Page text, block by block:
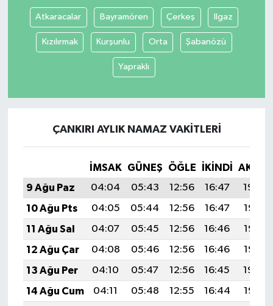
Atkaracalar Bayramören Çerkeş Ilgaz
Kızılırmak Kurşunlu Orta Şabanözü
Yapraklı
ÇANKIRI AYLIK NAMAZ VAKITLERI
İMSAK GÜNEŞ ÖĞLE İKINDI
9 Ağu Paz
04:04 05:43 12:56 16:47
19:59
10 Ağu Pts
04:05 05:44 12:56 16:47
19:58
11 Ağu Sal
04:07 05:45 12:56 16:46
19:57
12 Ağu Çar
04:08 05:46 12:56 16:46
19:56
13 Ağu Per
04:10 05:47 12:56 16:45
19:54
14 Ağu Cum
04:11 05:48 12:55 16:44
19:53
Tüm Makaleler